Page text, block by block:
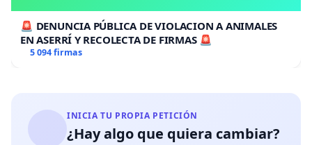
🚨 DENUNCIA PÚBLICA DE VIOLACION A ANIMALES
EN ASERRÍ Y RECOLECTA DE FIRMAS 🚨
5 094 firmas
INICIA TU PROPIA PETICIÓN
¿Hay algo que quiera cambiar?